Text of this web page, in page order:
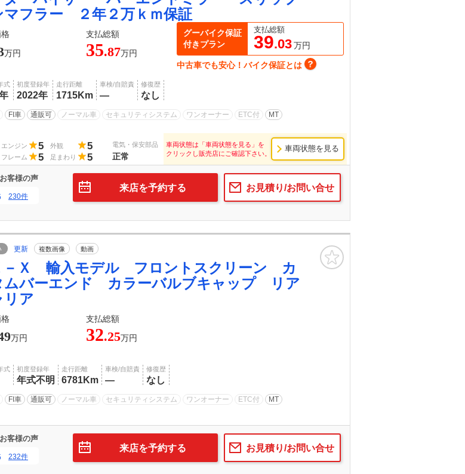
マフラー ２年２万ｋｍ保証
支払総額
万円 35.87万円
式 初度登録年
2022年
走行距離
1715Km
車検/自賠責
―
修復歴
なし
FI車 通販可 ノーマル車 セキュリティシステム ワンオーナー ETC付 MT
グーバイク保証
付きプラン
支払総額
39.03万円
中古車でも安心！バイク保証とは
エンジン 5 外観 5
フレーム 5 足まわり 5
電気・保安部品
正常
車両状態は「車両状態を見る」を
クリックし販売店にご確認下さい。
車両状態を見る
客様の声
230件
お見積り/お問い合せ
来店を予約する
更新 複数画像 動画
－Ｘ 輸入モデル フロントスクリーン カ
ムバーエンド カラーバルブキャップ リア
リア
支払総額
万円 32.25万円
式 初度登録年
年式不明
走行距離
6781Km
車検/自賠責
―
修復歴
なし
FI車 通販可 ノーマル車 セキュリティシステム ワンオーナー ETC付 MT
客様の声
232件
お見積り/お問い合せ
来店を予約する